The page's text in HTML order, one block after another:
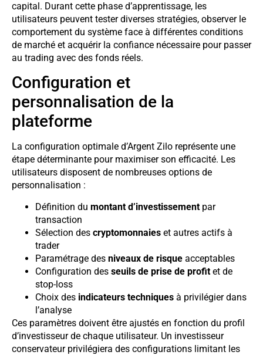
capital. Durant cette phase d’apprentissage, les
utilisateurs peuvent tester diverses stratégies, observer le
comportement du système face à différentes conditions
de marché et acquérir la confiance nécessaire pour passer
au trading avec des fonds réels.
Configuration et
personnalisation de la
plateforme
La configuration optimale d’Argent Zilo représente une
étape déterminante pour maximiser son efficacité. Les
utilisateurs disposent de nombreuses options de
personnalisation :
Définition du montant d’investissement par
transaction
Sélection des cryptomonnaies et autres actifs à
trader
Paramétrage des niveaux de risque acceptables
Configuration des seuils de prise de profit et de
stop-loss
Choix des indicateurs techniques à privilégier dans
l’analyse
Ces paramètres doivent être ajustés en fonction du profil
d’investisseur de chaque utilisateur. Un investisseur
conservateur privilégiera des configurations limitant les